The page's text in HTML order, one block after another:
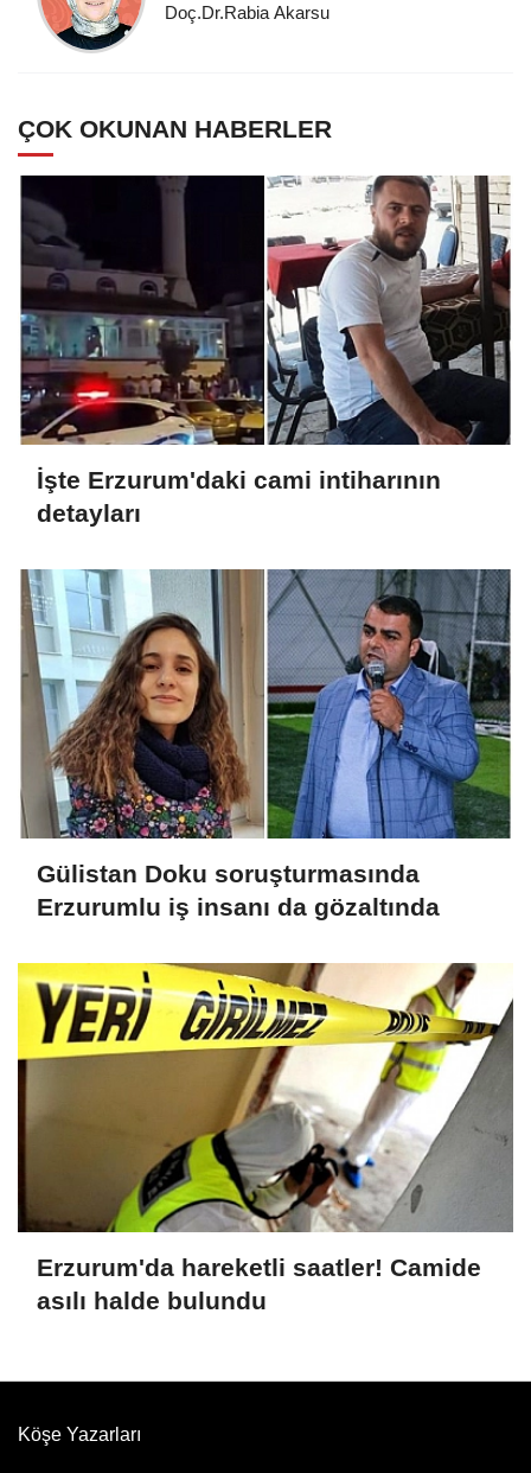
Doç.Dr.Rabia Akarsu
ÇOK OKUNAN HABERLER
İşte Erzurum'daki cami intiharının
detayları
Gülistan Doku soruşturmasında
Erzurumlu iş insanı da gözaltında
Erzurum'da hareketli saatler! Camide
asılı halde bulundu
Köşe Yazarları